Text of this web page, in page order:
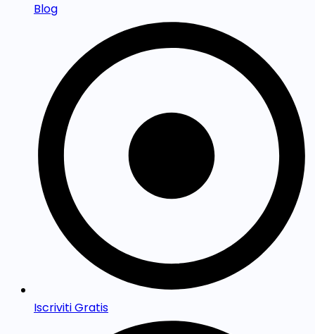
Blog
Iscriviti Gratis